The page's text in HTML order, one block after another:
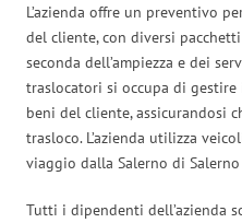
L’azienda offre un preventivo
del cliente, con diversi
seconda dell’ampiezza e dei
traslocatori si occupa di
beni del cliente, assicurandosi
trasloco. L’azienda utilizza
viaggio dalla Salerno di Salerno
Tutti i dipendenti dell’azienda